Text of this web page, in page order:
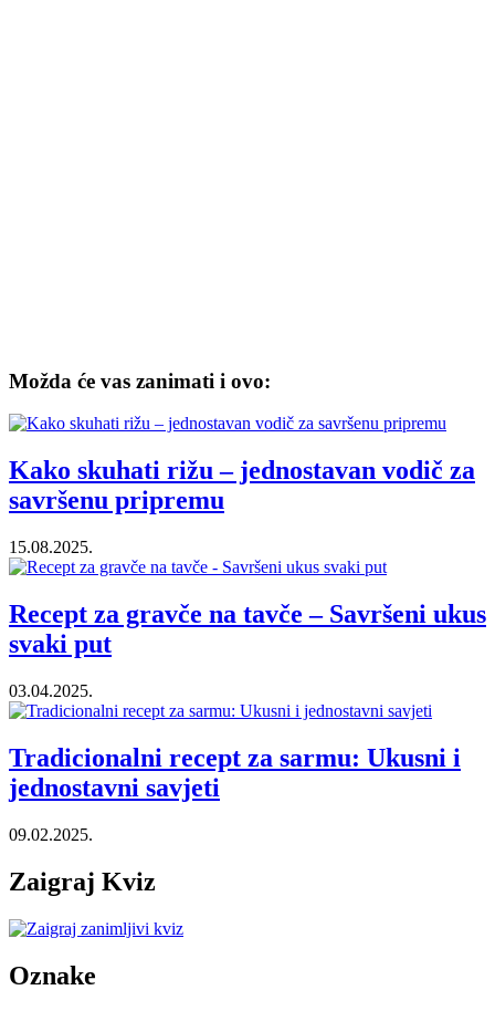
Možda će vas zanimati i ovo:
Kako skuhati rižu – jednostavan vodič za
savršenu pripremu
15.08.2025.
Recept za gravče na tavče – Savršeni ukus
svaki put
03.04.2025.
Tradicionalni recept za sarmu: Ukusni i
jednostavni savjeti
09.02.2025.
Zaigraj Kviz
Oznake